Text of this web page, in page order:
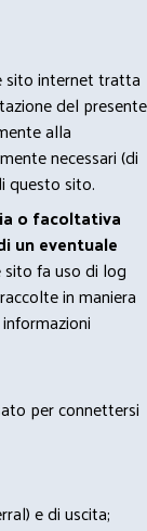
sito internet tratta
del presente
alla
necessari (di
questo sito.
o facoltativa
un eventuale
fa uso di log
in maniera
per connettersi
e di uscita;